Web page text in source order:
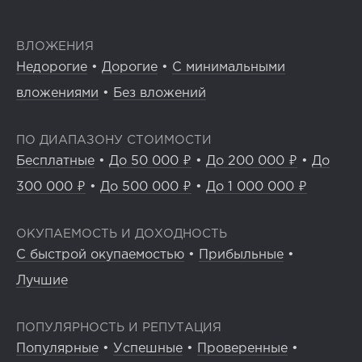
ВЛОЖЕНИЯ
Недорогие • Дорогие • С минимальными
вложениями • Без вложений
ПО ДИАПАЗОНУ СТОИМОСТИ
Бесплатные • До 50 000 ₽ • До 200 000 ₽ • До
300 000 ₽ • До 500 000 ₽ • До 1 000 000 ₽
ОКУПАЕМОСТЬ И ДОХОДНОСТЬ
С быстрой окупаемостью • Прибыльные •
Лучшие
ПОПУЛЯРНОСТЬ И РЕПУТАЦИЯ
Популярные • Успешные • Проверенные •